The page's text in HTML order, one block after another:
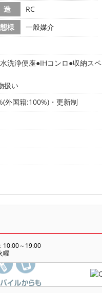
RC
様
一般媒介
洗浄便座 IHコンロ 収納スペ
扱い
国籍:100%)・更新制
10:00～19:00
曜